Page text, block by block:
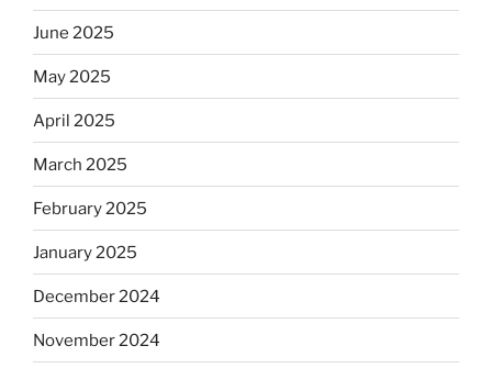
June 2025
May 2025
April 2025
March 2025
February 2025
January 2025
December 2024
November 2024